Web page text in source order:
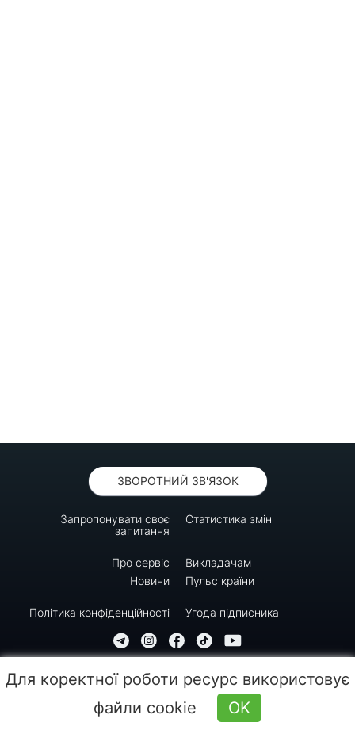
ЗВОРОТНИЙ ЗВ'ЯЗОК
Запропонувати своє
запитання
Статистика змін
Про сервіс
Викладачам
Новини
Пульс країни
Політика конфіденційності Угода підписника
Копіювання, передрук або використання матеріалів цієї сторінки для відтворення,
переносу на інші носії інформації заборонено. Час останнього оновлення: 10:20
Для коректної роботи ресурс використовує
файли cookie
OK